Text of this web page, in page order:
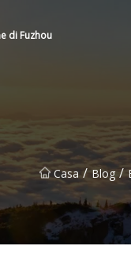
di Fuzhou
Casa / Blog /